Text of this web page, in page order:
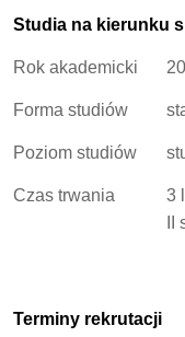
Studia na kierunku
Rok akademicki
Forma studiów
Poziom studiów
Czas trwania
3
Terminy rekrutacji